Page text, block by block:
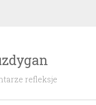
refleksje